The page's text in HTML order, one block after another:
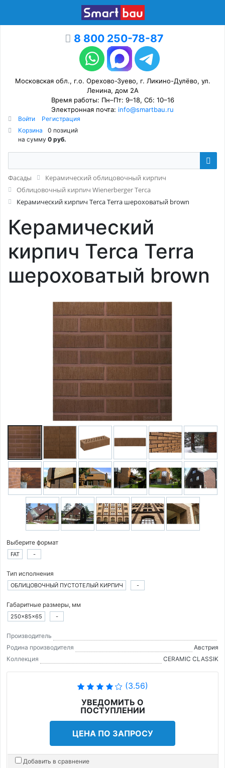
8 800 250-78-87
Московская обл., г.о. Орехово-Зуево, г. Ликино-Дулёво, ул.
Ленина, дом 2А
Время работы: Пн–Пт: 9–18, Сб: 10–16
Электронная почта: info@smartbau.ru
Войти
Регистрация
Корзина
0 позиций
на сумму 0 руб.
Фасады
Керамический облицовочный кирпич
Облицовочный кирпич Wienerberger Terca
Керамический кирпич Terca Terra шероховатый brown
Керамический
кирпич Terca Terra
шероховатый brown
Выберите формат
FAT -
Тип исполнения
ОБЛИЦОВОЧНЫЙ ПУСТОТЕЛЫЙ КИРПИЧ -
Габаритные размеры, мм
250×85×65 -
Производитель
Родина производителя
Австрия
Коллекция
CERAMIC CLASSIK
(3.56)
УВЕДОМИТЬ О
ПОСТУПЛЕНИИ
ЦЕНА ПО ЗАПРОСУ
Добавить в сравнение